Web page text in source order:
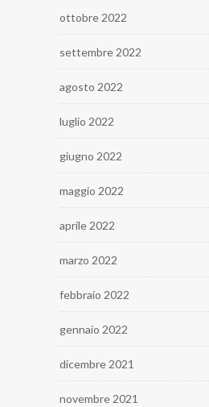
ottobre 2022
settembre 2022
agosto 2022
luglio 2022
giugno 2022
maggio 2022
aprile 2022
marzo 2022
febbraio 2022
gennaio 2022
dicembre 2021
novembre 2021